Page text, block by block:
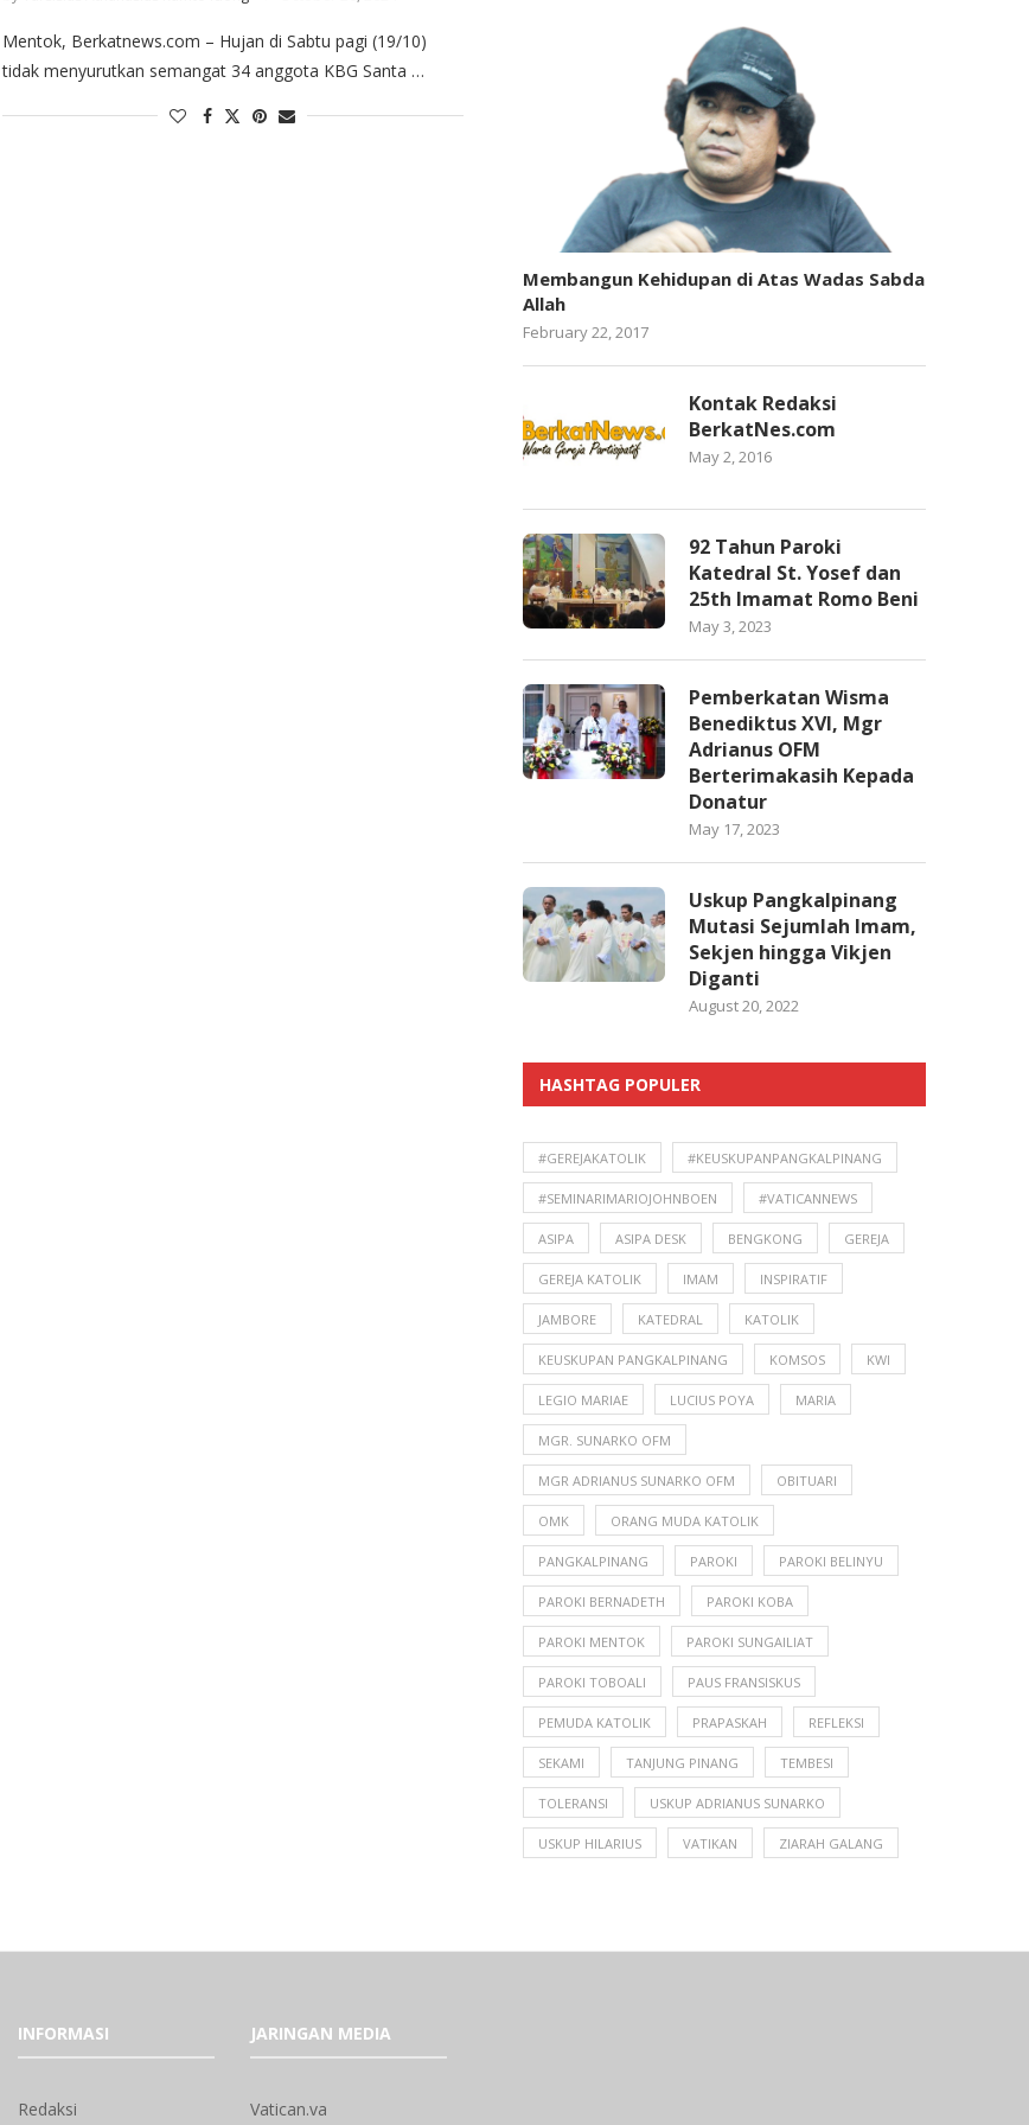
Mentok, Berkatnews.com – Hujan di Sabtu pagi (19/10)
tidak menyurutkan semangat 34 anggota KBG Santa …
Membangun Kehidupan di Atas Wadas Sabda
Allah
February 22, 2017
Kontak Redaksi
BerkatNes.com
May 2, 2016
92 Tahun Paroki
Katedral St. Yosef dan
25th Imamat Romo Beni
May 3, 2023
Pemberkatan Wisma
Benediktus XVI, Mgr
Adrianus OFM
Berterimakasih Kepada
Donatur
May 17, 2023
Uskup Pangkalpinang
Mutasi Sejumlah Imam,
Sekjen hingga Vikjen
Diganti
August 20, 2022
HASHTAG POPULER
#GEREJAKATOLIK #KEUSKUPANPANGKALPINANG
#SEMINARIMARIOJOHNBOEN #VATICANNEWS
ASIPA ASIPA DESK BENGKONG GEREJA
GEREJA KATOLIK IMAM INSPIRATIF
JAMBORE KATEDRAL KATOLIK
KEUSKUPAN PANGKALPINANG KOMSOS KWI
LEGIO MARIAE LUCIUS POYA MARIA
MGR. SUNARKO OFM
MGR ADRIANUS SUNARKO OFM OBITUARI
OMK ORANG MUDA KATOLIK
PANGKALPINANG PAROKI PAROKI BELINYU
PAROKI BERNADETH PAROKI KOBA
PAROKI MENTOK PAROKI SUNGAILIAT
PAROKI TOBOALI PAUS FRANSISKUS
PEMUDA KATOLIK PRAPASKAH REFLEKSI
SEKAMI TANJUNG PINANG TEMBESI
TOLERANSI USKUP ADRIANUS SUNARKO
USKUP HILARIUS VATIKAN ZIARAH GALANG
INFORMASI
Redaksi
JARINGAN MEDIA
Vatican.va